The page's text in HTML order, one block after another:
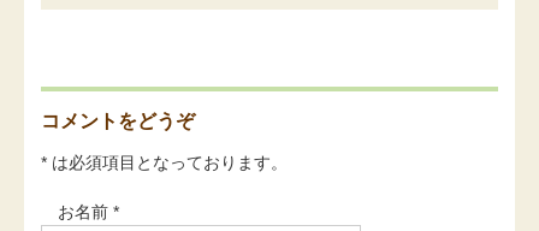
コメントをどうぞ
* は必須項目となっております。
お名前 *